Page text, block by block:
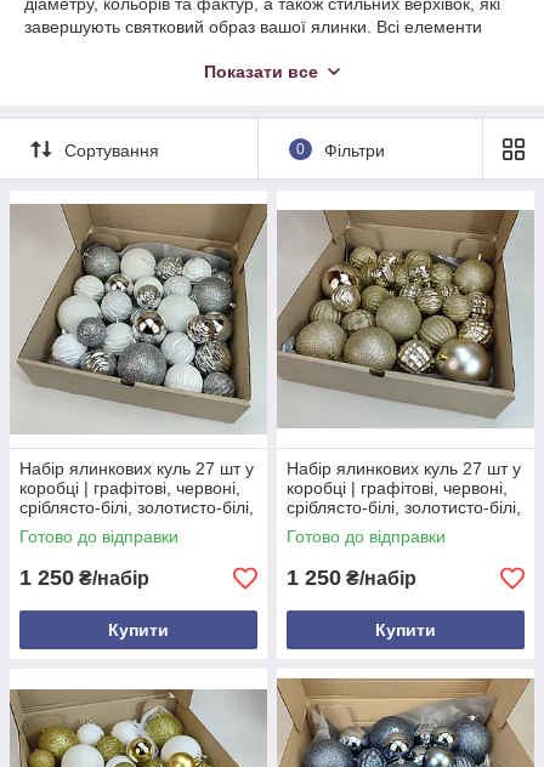
завершують святковий образ вашої ялинки. Всі елементи
зберігання. Ідеально підходять як для домашнього декору,
Показати все
Сортування 0 Фільтри
Набір ялинкових куль 27 шт у
коробці | графітові, червоні,
сріблясто-білі, золотисто-білі,
шампань | 6/8/10 см Срібний
та білий
Готово до відправки
1 250 ₴/набір
Купити
Набір ялинкових куль 27 шт у
коробці | графітові, червоні,
сріблясто-білі, золотисто-білі,
шампань | 6/8/10 см
Шампань
Готово до відправки
1 250 ₴/набір
Купити